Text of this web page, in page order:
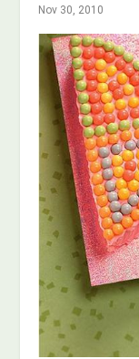
Nov 30, 2010